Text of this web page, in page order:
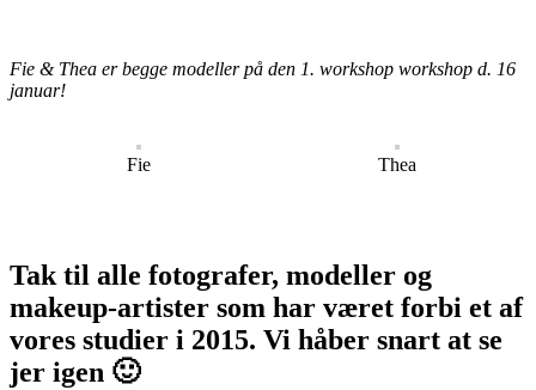
Fie & Thea er begge modeller på den 1. workshop workshop d. 16
januar!
Fie Thea
Tak til alle fotografer, modeller og
makeup-artister som har været forbi et af
vores studier i 2015. Vi håber snart at se
jer igen 🙂